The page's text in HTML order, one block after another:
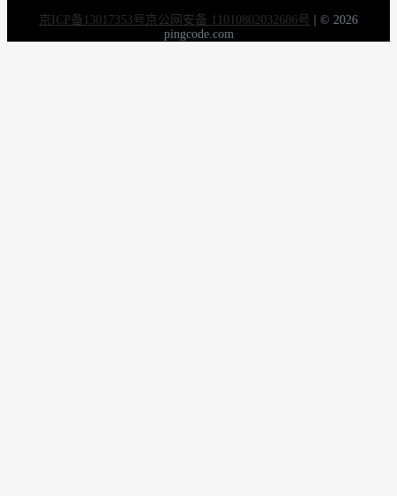
京ICP备13017353号京公网安备 11010802032686号
© 2026
pingcode.com